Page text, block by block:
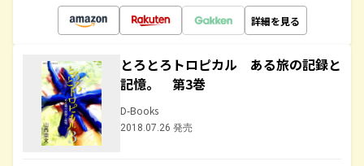
詳細を見る
とろとろトロピカル ある旅の記録と
記憶。 第3巻
D-Books
2018.07.26 発売